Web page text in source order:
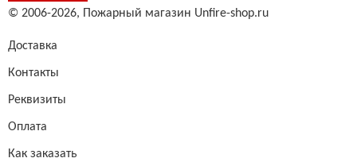
© 2006-2026, Пожарный магазин Unfire-shop.ru
Доставка
Контакты
Реквизиты
Оплата
Как заказать